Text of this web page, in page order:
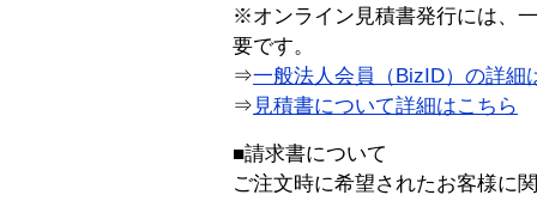
※オンライン見積書発行には、
要です。
⇒一般法人会員（BizID）の詳細
⇒ 見積書について詳細はこちら
■請求書について
ご注文時に希望されたお客様に